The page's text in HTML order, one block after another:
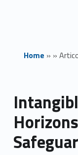
Home » »